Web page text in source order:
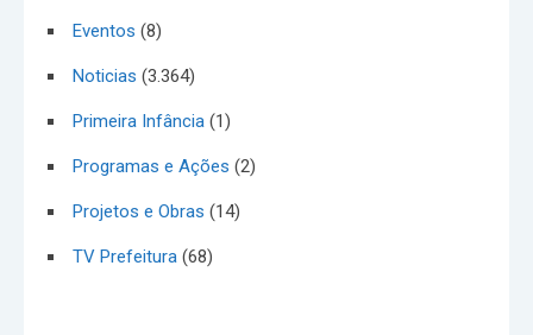
Eventos (8)
Noticias (3.364)
Primeira Infância (1)
Programas e Ações (2)
Projetos e Obras (14)
TV Prefeitura (68)